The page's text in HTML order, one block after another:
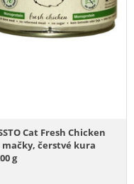
Cat Fresh Chicken
mačky, čerstvé kura
g